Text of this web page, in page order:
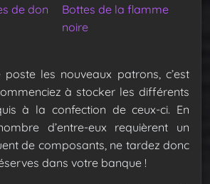
de don
Bottes de la flamme
noire
poste les nouveaux patrons, c’est
à stocker les différents
à la confection de ceux-ci. En
d’entre-eux requièrent un
de composants, ne tardez donc
dans votre banque !